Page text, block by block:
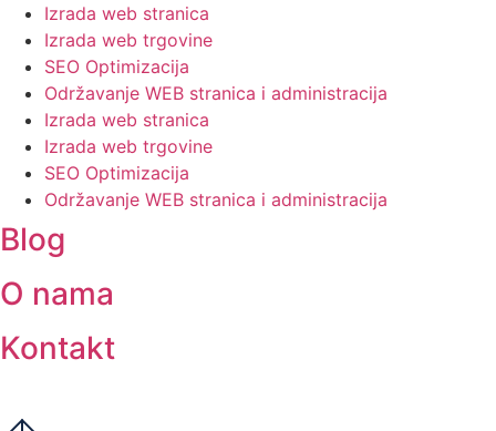
Izrada web stranica
Izrada web trgovine
SEO Optimizacija
Održavanje WEB stranica i administracija
Izrada web stranica
Izrada web trgovine
SEO Optimizacija
Održavanje WEB stranica i administracija
Blog
O nama
Kontakt